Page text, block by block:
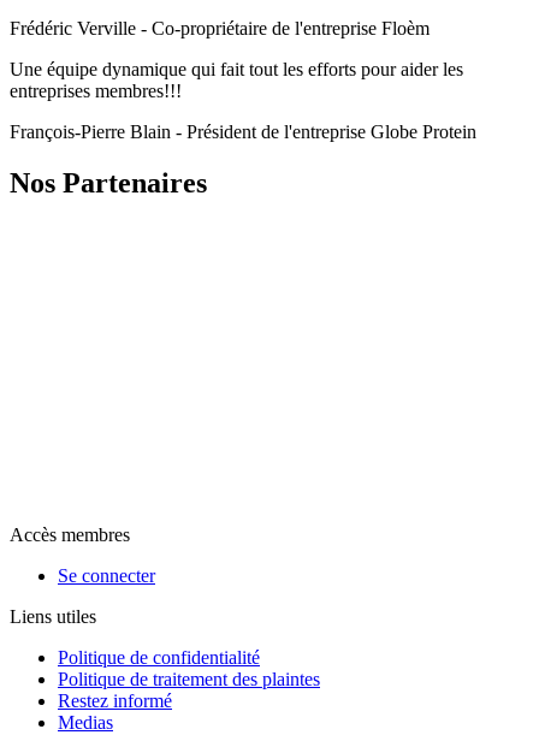
Frédéric Verville - Co-propriétaire de l'entreprise Floèm
Une équipe dynamique qui fait tout les efforts pour aider les
entreprises membres!!!
François-Pierre Blain - Président de l'entreprise Globe Protein
Nos Partenaires
Accès membres
Se connecter
Liens utiles
Politique de confidentialité
Politique de traitement des plaintes
Restez informé
Medias